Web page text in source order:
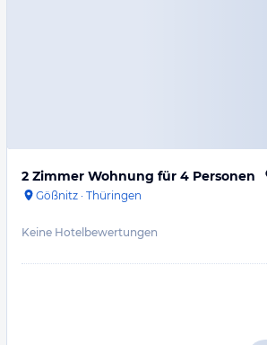
2 Zimmer Wohnung für 4 Personen
Gößnitz · Thüringen
Keine Hotelbewertungen